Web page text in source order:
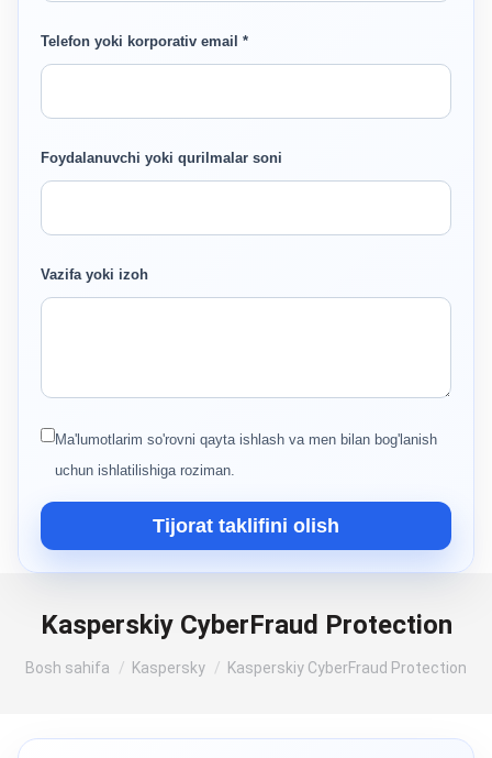
Kasperskiy CyberFraud Protection
Siz shu yerdasiz:
Bosh sahifa Kaspersky Kasperskiy CyberFraud Protection
Telefon yoki korporativ email *
Foydalanuvchi yoki qurilmalar soni
Vazifa yoki izoh
Ma'lumotlarim so'rovni qayta ishlash va men bilan bog'lanish
uchun ishlatilishiga roziman.
Tijorat taklifini olish